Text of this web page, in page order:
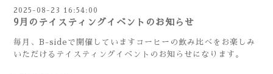
2025-08-23 16:54:00
9月のテイスティングイベントのお知らせ
毎月、B-sideで開催していますコーヒーの飲み比べをお楽しみ
いただけるテイスティングイベントのお知らせになります。